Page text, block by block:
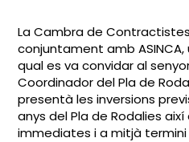
La Cambra de
conjuntament amb ASINCA,
qual es va convidar al
Coordinador del Pla de
presentà les inversions
anys del Pla de Rodalies
immediates i a mitjà termini